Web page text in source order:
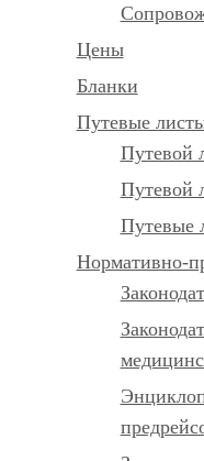
Цены
Бланки
Путевые
Путевой
Путевой
Путевые
Нормативно-